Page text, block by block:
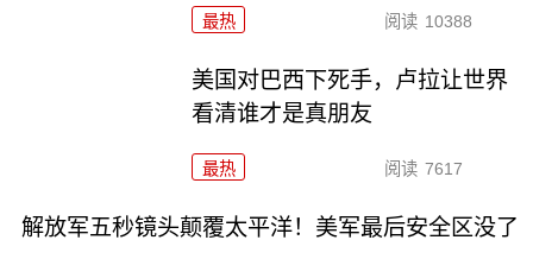
最热 阅读 10388
美国对巴西下死手，卢拉让世界
看清谁才是真朋友
最热 阅读 7617
解放军五秒镜头颠覆太平洋！美军最后安全区没了